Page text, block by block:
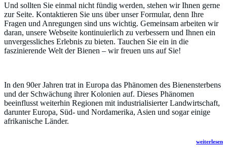
Und sollten Sie einmal nicht fündig werden, stehen wir Ihnen gerne
zur Seite. Kontaktieren Sie uns über unser Formular, denn Ihre
Fragen und Anregungen sind uns wichtig. Gemeinsam arbeiten wir
daran, unsere Webseite kontinuierlich zu verbessern und Ihnen ein
unvergessliches Erlebnis zu bieten. Tauchen Sie ein in die
faszinierende Welt der Bienen – wir freuen uns auf Sie!
In den 90er Jahren trat in Europa das Phänomen des Bienensterbens
und der Schwächung ihrer Kolonien auf. Dieses Phänomen
beeinflusst weiterhin Regionen mit industrialisierter Landwirtschaft,
darunter Europa, Süd- und Nordamerika, Asien und sogar einige
afrikanische Länder.
weiterlesen